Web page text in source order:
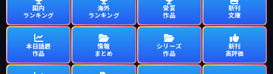
国内
ランキング
海外
ランキング
受賞
作品
新刊
文庫
本日話題
作品
情報
まとめ
シリーズ
作品
新刊
高評価